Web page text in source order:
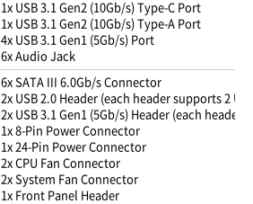
1x USB 3.1 Gen2 (10Gb/s) Type-C Port
1x USB 3.1 Gen2 (10Gb/s) Type-A Port
4x USB 3.1 Gen1 (5Gb/s) Port
6x Audio Jack
6x SATA III 6.0Gb/s Connector
2x USB 2.0 Header (each header supports 2
2x USB 3.1 Gen1 (5Gb/s) Header (each header
1x 8-Pin Power Connector
1x 24-Pin Power Connector
2x CPU Fan Connector
2x System Fan Connector
1x Front Panel Header